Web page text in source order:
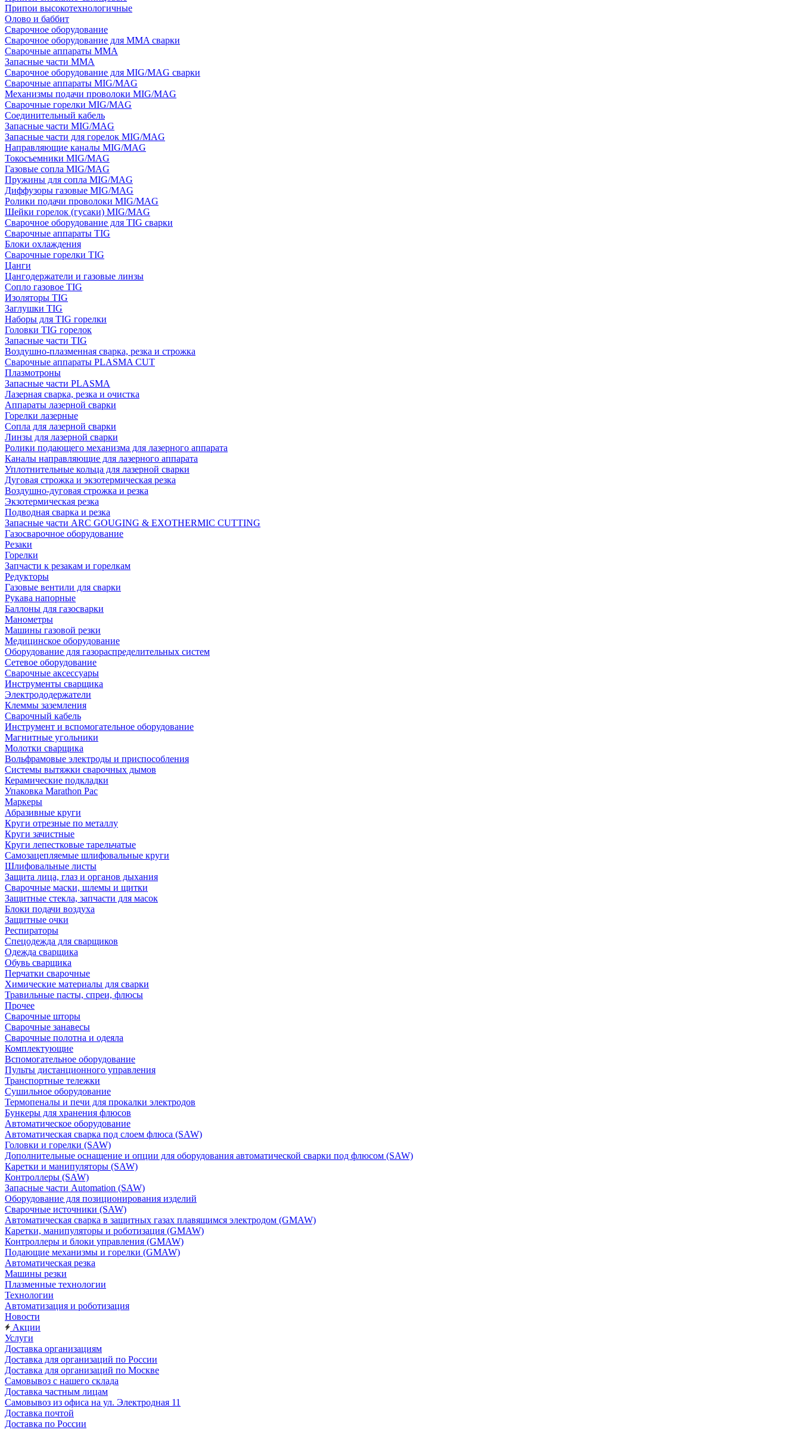
Припои высокотехнологичные
Олово и баббит
Сварочное оборудование
Сварочное оборудование для MMA сварки
Сварочные аппараты MMA
Запасные части MMA
Сварочное оборудование для MIG/MAG сварки
Сварочные аппараты MIG/MAG
Механизмы подачи проволоки MIG/MAG
Сварочные горелки MIG/MAG
Соединительный кабель
Запасные части MIG/MAG
Запасные части для горелок MIG/MAG
Направляющие каналы MIG/MAG
Токосъемники MIG/MAG
Газовые сопла MIG/MAG
Пружины для сопла MIG/MAG
Диффузоры газовые MIG/MAG
Ролики подачи проволоки MIG/MAG
Шейки горелок (гусаки) MIG/MAG
Сварочное оборудование для TIG сварки
Сварочные аппараты TIG
Блоки охлаждения
Сварочные горелки TIG
Цанги
Цангодержатели и газовые линзы
Сопло газовое TIG
Изоляторы TIG
Заглушки TIG
Наборы для TIG горелки
Головки TIG горелок
Запасные части TIG
Воздушно-плазменная сварка, резка и строжка
Сварочные аппараты PLASMA CUT
Плазмотроны
Запасные части PLASMA
Лазерная сварка, резка и очистка
Аппараты лазерной сварки
Горелки лазерные
Сопла для лазерной сварки
Линзы для лазерной сварки
Ролики подающего механизма для лазерного аппарата
Каналы направляющие для лазерного аппарата
Уплотнительные кольца для лазерной сварки
Дуговая строжка и экзотермическая резка
Воздушно-дуговая строжка и резка
Экзотермическая резка
Подводная сварка и резка
Запасные части ARC GOUGING & EXOTHERMIC CUTTING
Газосварочное оборудование
Резаки
Горелки
Запчасти к резакам и горелкам
Редукторы
Газовые вентили для сварки
Рукава напорные
Баллоны для газосварки
Манометры
Машины газовой резки
Медицинское оборудование
Оборудование для газораспределительных систем
Сетевое оборудование
Сварочные аксессуары
Инструменты сварщика
Электрододержатели
Клеммы заземления
Сварочный кабель
Инструмент и вспомогательное оборудование
Магнитные угольники
Молотки сварщика
Вольфрамовые электроды и приспособления
Системы вытяжки сварочных дымов
Керамические подкладки
Упаковка Marathon Pac
Маркеры
Абразивные круги
Круги отрезные по металлу
Круги зачистные
Круги лепестковые тарельчатые
Самозацепляемые шлифовальные круги
Шлифовальные листы
Защита лица, глаз и органов дыхания
Сварочные маски, шлемы и щитки
Защитные стекла, запчасти для масок
Блоки подачи воздуха
Защитные очки
Респираторы
Спецодежда для сварщиков
Одежда сварщика
Обувь сварщика
Перчатки сварочные
Химические материалы для сварки
Травильные пасты, спреи, флюсы
Прочее
Сварочные шторы
Сварочные занавесы
Сварочные полотна и одеяла
Комплектующие
Вспомогательное оборудование
Пульты дистанционного управления
Транспортные тележки
Сушильное оборудование
Термопеналы и печи для прокалки электродов
Бункеры для хранения флюсов
Автоматическое оборудование
Автоматическая сварка под слоем флюса (SAW)
Головки и горелки (SAW)
Дополнительные оснащение и опции для оборудования автоматической сварки под флюсом (SAW)
Каретки и манипуляторы (SAW)
Контроллеры (SAW)
Запасные части Automation (SAW)
Оборудование для позиционирования изделий
Сварочные источники (SAW)
Автоматическая сварка в защитных газах плавящимся электродом (GMAW)
Каретки, манипуляторы и роботизация (GMAW)
Контроллеры и блоки управления (GMAW)
Подающие механизмы и горелки (GMAW)
Автоматическая резка
Машины резки
Плазменные технологии
Технологии
Автоматизация и роботизация
Новости
Акции
Услуги
Доставка организациям
Доставка для организаций по России
Доставка для организаций по Москве
Самовывоз с нашего склада
Доставка частным лицам
Самовывоз из офиса на ул. Электродная 11
Доставка почтой
Доставка по России